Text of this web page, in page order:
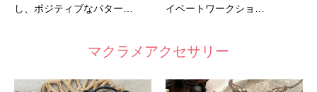
し、ポジティブなパター…
イベートワークショ…
マクラメアクセサリー